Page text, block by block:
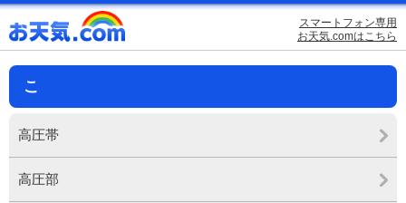
スマートフォン専用
お天気.comはこちら
こ
高圧帯
高圧部